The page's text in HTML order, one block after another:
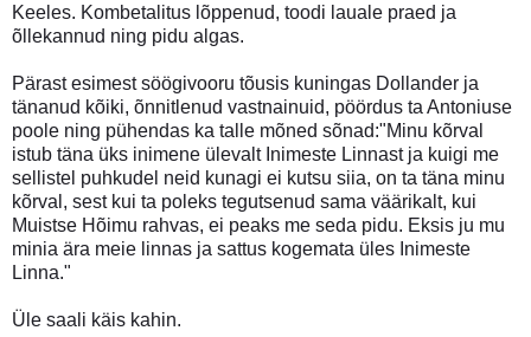
Keeles. Kombetalitus lõppenud, toodi lauale praed ja
õllekannud ning pidu algas.
Pärast esimest söögivooru tõusis kuningas Dollander ja
tänanud kõiki, õnnitlenud vastnainuid, pöördus ta Antoniuse
poole ning pühendas ka talle mõned sõnad:"Minu kõrval
istub täna üks inimene ülevalt Inimeste Linnast ja kuigi me
sellistel puhkudel neid kunagi ei kutsu siia, on ta täna minu
kõrval, sest kui ta poleks tegutsenud sama väärikalt, kui
Muistse Hõimu rahvas, ei peaks me seda pidu. Eksis ju mu
minia ära meie linnas ja sattus kogemata üles Inimeste
Linna."
Üle saali käis kahin.